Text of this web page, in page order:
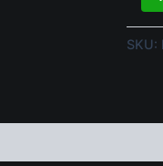
SKU: